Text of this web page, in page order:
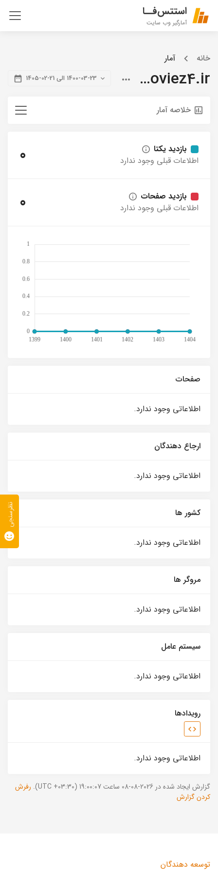
استتس‌فــا
آمارگیر وب سایت
خانه آمار
citymoviez4.ir 1400-03-23 الی 21-02-1405
خلاصه آمار
بازدید یکتا
اطلاعات قبلی وجود ندارد
0
بازدید صفحات
اطلاعات قبلی وجود ندارد
0
صفحات
اطلاعاتی وجود ندارد.
ارجاع دهندگان
اطلاعاتی وجود ندارد.
کشور ها
اطلاعاتی وجود ندارد.
مروگر ها
اطلاعاتی وجود ندارد.
سیستم عامل
اطلاعاتی وجود ندارد.
رویدادها
اطلاعاتی وجود ندارد.
گزارش ایجاد شده در 2026-08-08 ساعت 19:00:07 (UTC +03:30).
رفرش
کردن گزارش
توسعه دهندگان
نظرسنجی